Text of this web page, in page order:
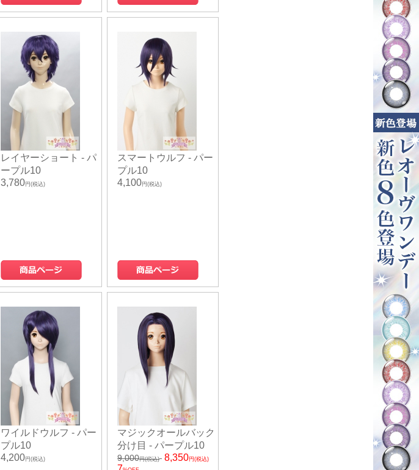
レイヤーショート - パ
ープル10
3,780円(税込)
スマートウルフ - パー
プル10
4,100円(税込)
ワイルドウルフ - パー
プル10
4,200円(税込)
マジックオールバック
分け目 - パープル10
9,000円(税込) 8,350円(税込)